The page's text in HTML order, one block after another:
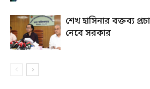
শেখ হাসিনার বক্তব্য
নেবে সরকার